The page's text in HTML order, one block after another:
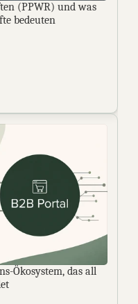
(PPWR) und was
bedeuten
Ökosystem, das all